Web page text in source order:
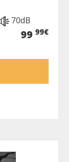
70dB
99 99€